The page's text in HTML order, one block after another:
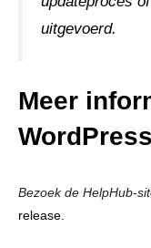
uitgevoerd.
Meer
Bezoek de HelpHub-
release.